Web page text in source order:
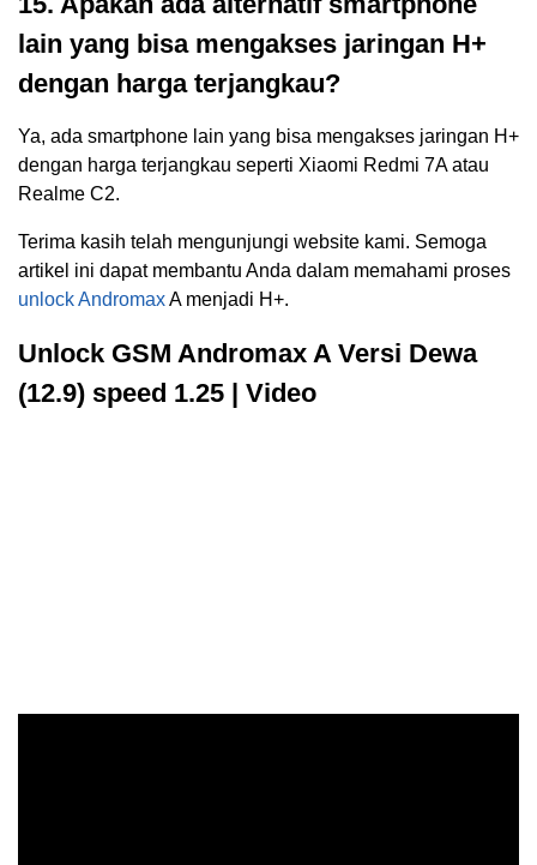
lain yang bisa mengakses jaringan H+
dengan harga terjangkau?
Ya, ada smartphone lain yang bisa mengakses jaringan H+
dengan harga terjangkau seperti Xiaomi Redmi 7A atau
Realme C2.
Terima kasih telah mengunjungi website kami. Semoga
artikel ini dapat membantu Anda dalam memahami proses
unlock AndromaxA menjadi H+.
Unlock GSM Andromax A Versi Dewa
(12.9) speed 1.25 | Video